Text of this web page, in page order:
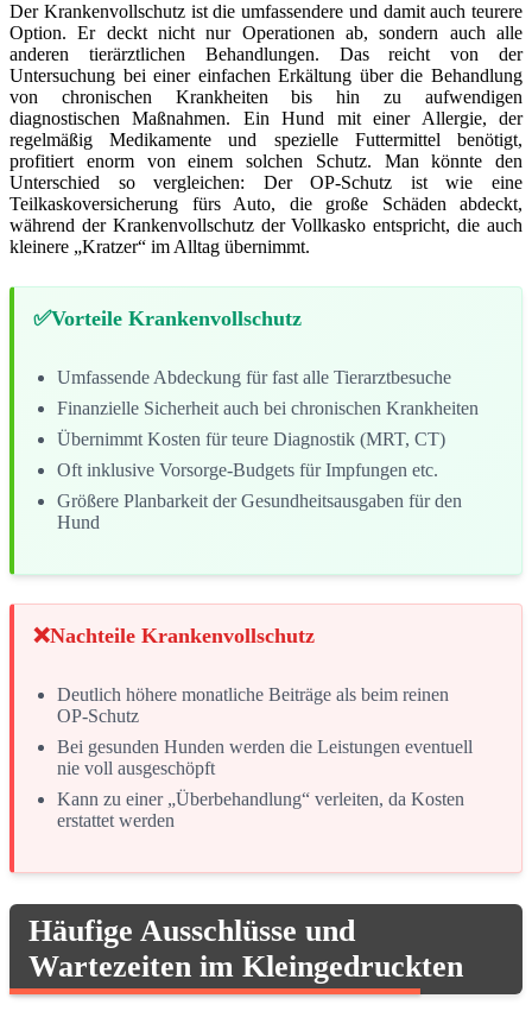
Der Krankenvollschutz ist die umfassendere und damit auch teurere
Option. Er deckt nicht nur Operationen ab, sondern auch alle
anderen tierärztlichen Behandlungen. Das reicht von der
Untersuchung bei einer einfachen Erkältung über die Behandlung
von chronischen Krankheiten bis hin zu aufwendigen
diagnostischen Maßnahmen. Ein Hund mit einer Allergie, der
regelmäßig Medikamente und spezielle Futtermittel benötigt,
profitiert enorm von einem solchen Schutz. Man könnte den
Unterschied so vergleichen: Der OP-Schutz ist wie eine
Teilkaskoversicherung fürs Auto, die große Schäden abdeckt,
während der Krankenvollschutz der Vollkasko entspricht, die auch
kleinere „Kratzer“ im Alltag übernimmt.
Vorteile Krankenvollschutz
Umfassende Abdeckung für fast alle Tierarztbesuche
Finanzielle Sicherheit auch bei chronischen Krankheiten
Übernimmt Kosten für teure Diagnostik (MRT, CT)
Oft inklusive Vorsorge-Budgets für Impfungen etc.
Größere Planbarkeit der Gesundheitsausgaben für den
Hund
Nachteile Krankenvollschutz
Deutlich höhere monatliche Beiträge als beim reinen
OP-Schutz
Bei gesunden Hunden werden die Leistungen eventuell
nie voll ausgeschöpft
Kann zu einer „Überbehandlung“ verleiten, da Kosten
erstattet werden
Häufige Ausschlüsse und
Wartezeiten im Kleingedruckten